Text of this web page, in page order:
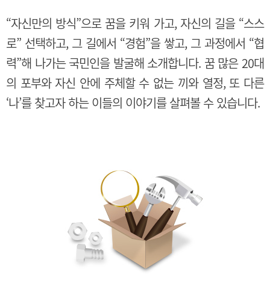
“자신만의 방식”으로 꿈을 키워 가고, 자신의 길을 “스스
로” 선택하고, 그 길에서 “경험”을 쌓고, 그 과정에서 “협
력”해 나가는 국민인을 발굴해 소개합니다. 꿈 많은 20대
의 포부와 자신 안에 주체할 수 없는 끼와 열정, 또 다른
‘나’를 찾고자 하는 이들의 이야기를 살펴볼 수 있습니다.